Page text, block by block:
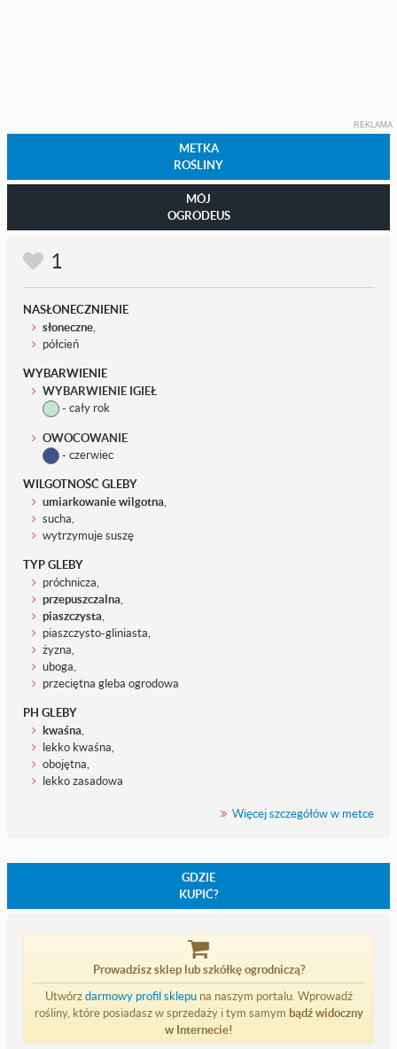
REKLAMA
METKA
ROŚLINY
MÓJ
OGRODEUS
1
NASŁONECZNIENIE
słoneczne,
półcień
WYBARWIENIE
WYBARWIENIE IGIEŁ
- cały rok
OWOCOWANIE
- czerwiec
WILGOTNOŚĆ GLEBY
umiarkowanie wilgotna,
sucha,
wytrzymuje suszę
TYP GLEBY
próchnicza,
przepuszczalna,
piaszczysta,
piaszczysto-gliniasta,
żyzna,
uboga,
przeciętna gleba ogrodowa
PH GLEBY
kwaśna,
lekko kwaśna,
obojętna,
lekko zasadowa
Więcej szczegółów w metce
GDZIE
KUPIĆ?
Prowadzisz sklep lub szkółkę ogrodniczą?
Utwórzdarmowy profil sklepuna naszym portalu. Wprowadź
rośliny, które posiadasz w sprzedaży i tym samym bądź widoczny
w Internecie!